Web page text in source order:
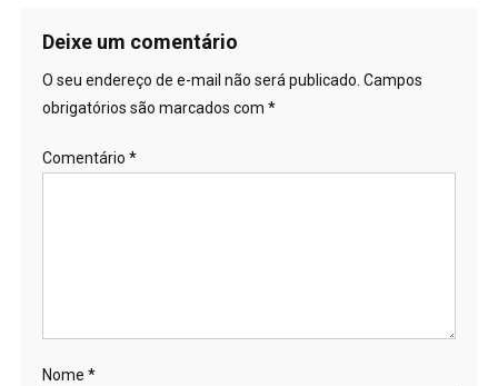
Deixe um comentário
O seu endereço de e-mail não será publicado. Campos
obrigatórios são marcados com *
Comentário *
Nome *